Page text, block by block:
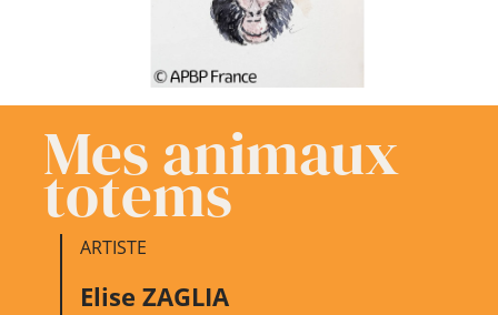
Mes animaux
totems
ARTISTE
Elise ZAGLIA